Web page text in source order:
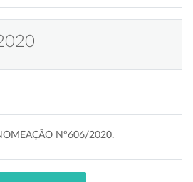
Nº606/2020.